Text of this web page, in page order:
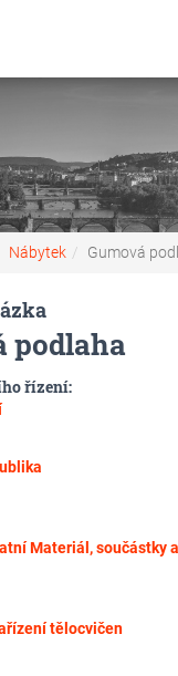
Nábytek Gumová
podlaha
řízení:
Materiál, součástky
tělocvičen